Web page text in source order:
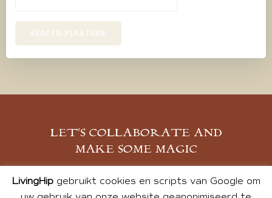
LET’S COLLABORATE AND
MAKE SOME MAGIC
MELD JE AAN
LivingHipgebruikt cookies en scripts van Google om